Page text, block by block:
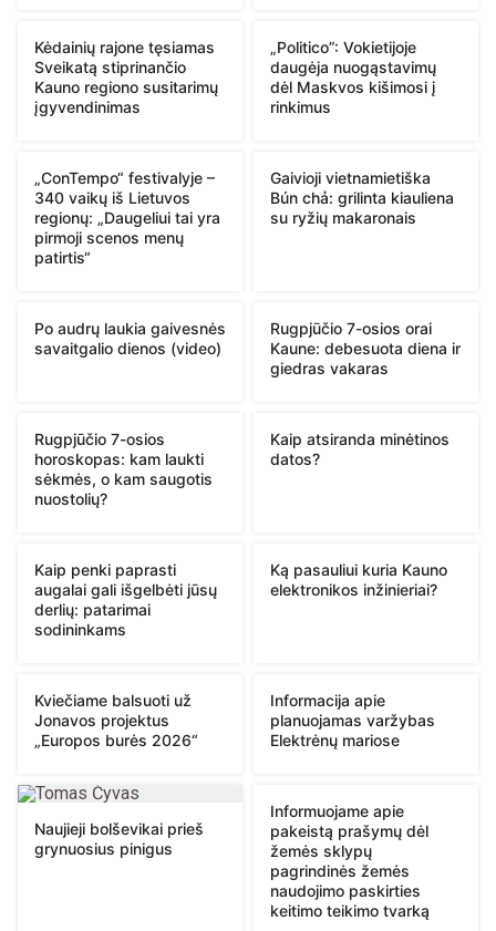
Kėdainių rajone tęsiamas
Sveikatą stiprinančio
Kauno regiono susitarimų
įgyvendinimas
„Politico”: Vokietijoje
daugėja nuogąstavimų
dėl Maskvos kišimosi į
rinkimus
„ConTempo“ festivalyje –
340 vaikų iš Lietuvos
regionų: „Daugeliui tai yra
pirmoji scenos menų
patirtis“
Gaivioji vietnamietiška
Bún chả: grilinta kiauliena
su ryžių makaronais
Po audrų laukia gaivesnės
savaitgalio dienos (video)
Rugpjūčio 7-osios orai
Kaune: debesuota diena ir
giedras vakaras
Rugpjūčio 7-osios
horoskopas: kam laukti
sėkmės, o kam saugotis
nuostolių?
Kaip atsiranda minėtinos
datos?
Kaip penki paprasti
augalai gali išgelbėti jūsų
derlių: patarimai
sodininkams
Ką pasauliui kuria Kauno
elektronikos inžinieriai?
Kviečiame balsuoti už
Jonavos projektus
„Europos burės 2026“
Informacija apie
planuojamas varžybas
Elektrėnų mariose
Naujieji bolševikai prieš
grynuosius pinigus
Informuojame apie
pakeistą prašymų dėl
žemės sklypų
pagrindinės žemės
naudojimo paskirties
keitimo teikimo tvarką